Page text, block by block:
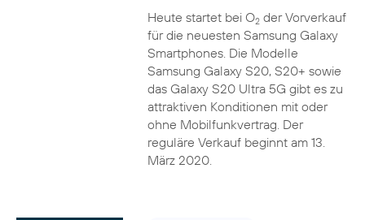
Heute startet bei O2der Vorverkauf
für die neuesten Samsung Galaxy
Smartphones. Die Modelle
Samsung Galaxy S20, S20+ sowie
das Galaxy S20 Ultra 5G gibt es zu
attraktiven Konditionen mit oder
ohne Mobilfunkvertrag. Der
reguläre Verkauf beginnt am 13.
März 2020.